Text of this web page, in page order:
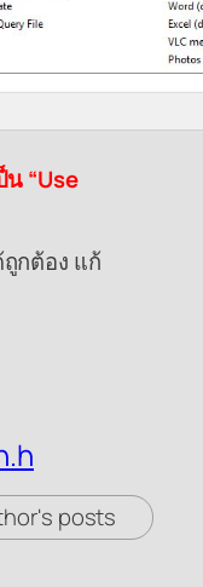
น “Use
กต้อง แก้
posts